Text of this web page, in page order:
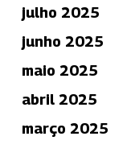
julho 2025
junho 2025
maio 2025
abril 2025
março 2025